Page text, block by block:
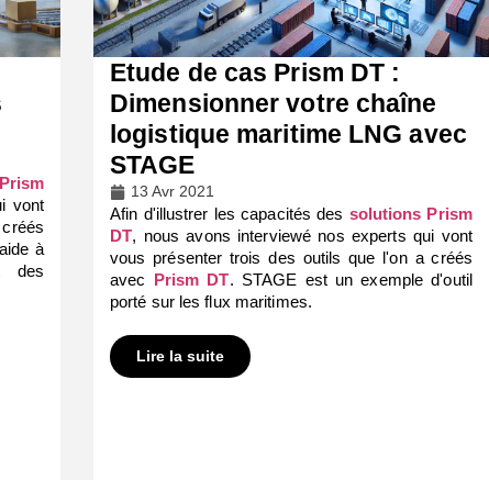
vont
à
des
Etude de cas Prism DT :
Dimensionner votre chaîne
logistique maritime LNG avec
STAGE
13 Avr 2021
Afin d'illustrer les capacités des solutions Prism
DT, nous avons interviewé nos experts qui vont
vous présenter trois des outils que l'on a créés
avec Prism DT. STAGE est un exemple d'outil
porté sur les flux maritimes.
Lire la suite